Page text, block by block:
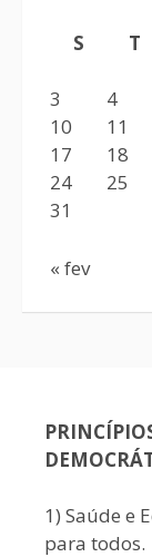
S
T
3
4
10
11
17
18
24
25
31
« fev
1) Saúde e
para todos.